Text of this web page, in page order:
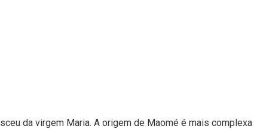
da virgem Maria. A origem de Maomé é mais complexa